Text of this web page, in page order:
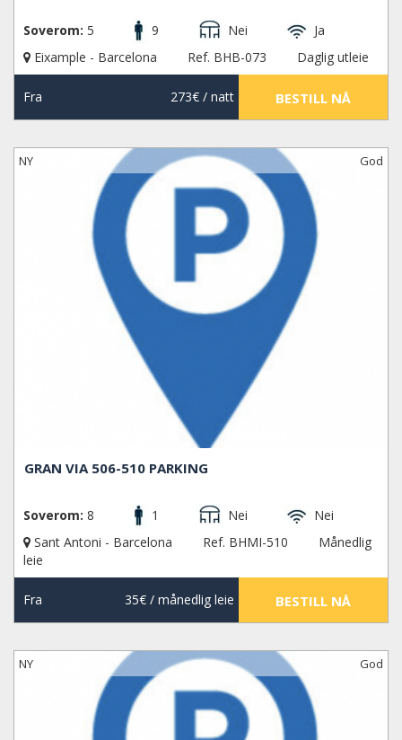
Soverom: 5 9 Nei
Ja
Eixample - Barcelona
Ref. BHB-073 Daglig utleie
Fra 273€/ natt BESTILL NÅ
NY God
GRAN VIA 506-510 PARKING
Soverom: 8 1 Nei
Nei
Sant Antoni - Barcelona
Ref. BHMI-510
Månedlig
leie
Fra 35€/ månedlig leie BESTILL NÅ
NY God